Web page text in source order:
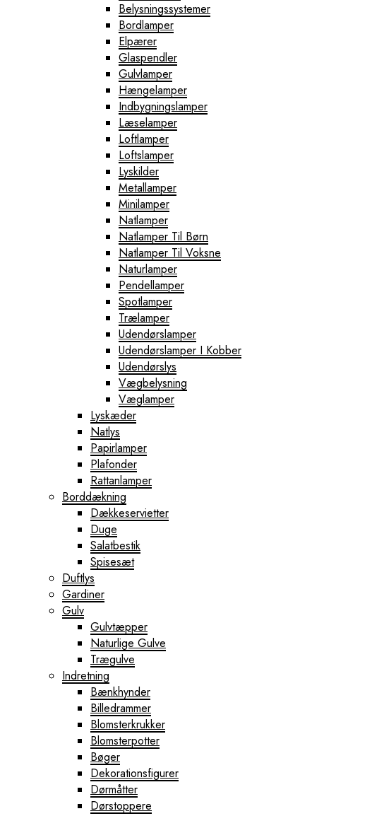
Belysningssystemer
Bordlamper
Elpærer
Glaspendler
Gulvlamper
Hængelamper
Indbygningslamper
Læselamper
Loftlamper
Loftslamper
Lyskilder
Metallamper
Minilamper
Natlamper
Natlamper Til Børn
Natlamper Til Voksne
Naturlamper
Pendellamper
Spotlamper
Trælamper
Udendørslamper
Udendørslamper I Kobber
Udendørslys
Vægbelysning
Væglamper
Lyskæder
Natlys
Papirlamper
Plafonder
Rattanlamper
Borddækning
Dækkeservietter
Duge
Salatbestik
Spisesæt
Duftlys
Gardiner
Gulv
Gulvtæpper
Naturlige Gulve
Trægulve
Indretning
Bænkhynder
Billedrammer
Blomsterkrukker
Blomsterpotter
Bøger
Dekorationsfigurer
Dørmåtter
Dørstoppere